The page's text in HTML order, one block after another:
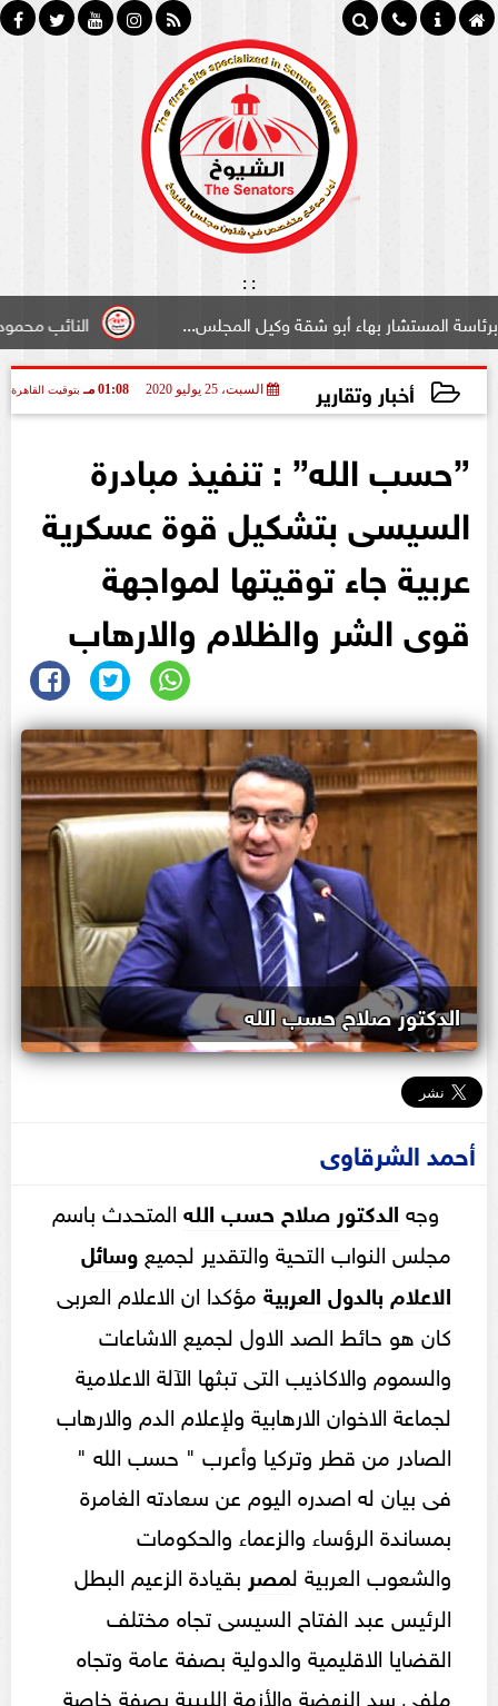
:
:
النائب محمود سامي
بهاء أبو شقة وكيل المجلس...
أخبار وتقارير السبت، 25 يوليو 2020 01:08 مـ بتوقيت القاهرة
”حسب الله” : تنفيذ مبادرة
السيسى بتشكيل قوة عسكرية
عربية جاء توقيتها لمواجهة
قوى الشر والظلام والارهاب
الدكتور صلاح حسب الله
أحمد الشرقاوى
وجه الدكتور صلاح حسب اللهالمتحدث باسم
مجلس النواب التحية والتقدير لجميعوسائل
الاعلام بالدول العربية مؤكدا ان الاعلام العربى
كان هو حائط الصد الاول لجميع الاشاعات
والسموم والاكاذيب التى تبثها الآلة الاعلامية
لجماعة الاخوان الارهابية ولإعلام الدم والارهاب
الصادر من قطر وتركيا وأعرب " حسب الله "
فى بيان له اصدره اليوم عن سعادته الغامرة
بمساندة الرؤساء والزعماء والحكومات
والشعوب العربية لمصر بقيادة الزعيم البطل
الرئيس عبد الفتاح السيسى تجاه مختلف
القضايا الاقليمية والدولية بصفة عامة وتجاه
ملفى سد النهضة والأزمة الليبية بصفة خاصة